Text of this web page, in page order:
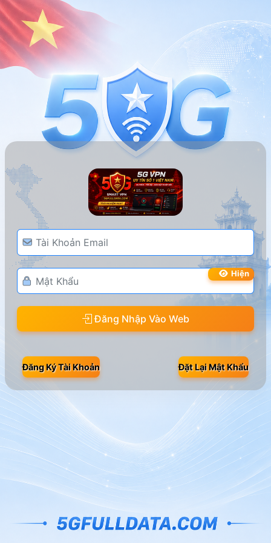
5G FULL DATA
Nơi Gửi Gắm Niềm Tin
Hiện
Đăng Nhập Vào Web
Đăng Ký Tài Khoản Đặt Lại Mật Khẩu